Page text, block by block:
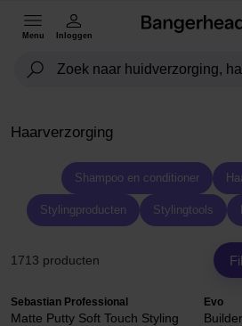
Menu Inloggen
Haarverzorging
Shampoo en conditioner
Stylingproducten Stylingtools
1713 producten
Sebastian Professional
Matte Putty Soft Touch Styling
Evo